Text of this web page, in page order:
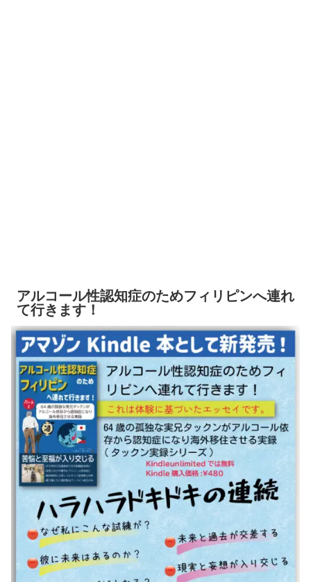
アルコール性認知症のためフィリピンへ連れ
て行きます！